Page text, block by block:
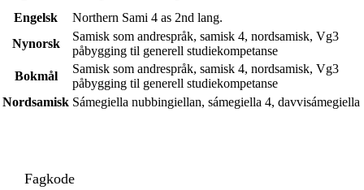
Engelsk
Northern Sami 4 as 2nd lang.
Nynorsk
Samisk som andrespråk, samisk 4, nordsamisk, Vg3
påbygging til generell studiekompetanse
Bokmål
Samisk som andrespråk, samisk 4, nordsamisk, Vg3
påbygging til generell studiekompetanse
Nordsamisk Sámegiella nubbingiellan, sámegiella 4, davvisámegiella
Fagkode